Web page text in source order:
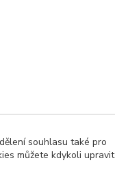
souhlasu také pro
můžete kdykoli upravit